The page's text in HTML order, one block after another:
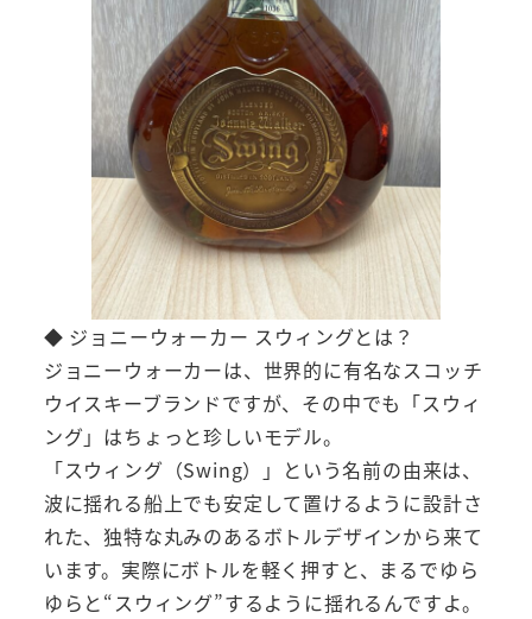
◆ ジョニーウォーカー スウィングとは？
ジョニーウォーカーは、世界的に有名なスコッチ
ウイスキーブランドですが、その中でも「スウィ
ング」はちょっと珍しいモデル。
「スウィング（Swing）」という名前の由来は、
波に揺れる船上でも安定して置けるように設計さ
れた、独特な丸みのあるボトルデザインから来て
います。実際にボトルを軽く押すと、まるでゆら
ゆらと“スウィング”するように揺れるんですよ。